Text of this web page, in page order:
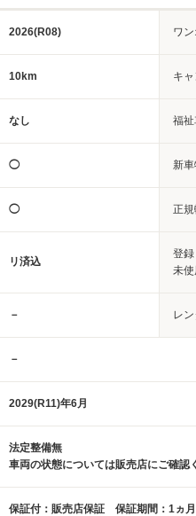
2026(R08) ワ
10km キ
なし 福祉
◯ 新
◯ 正
リ済込
登
未
－ レ
－
2029(R11)年6月
法定整備無
車両の状態については販売店にご確認
保証付：販売店保証 保証期間：1ヵ